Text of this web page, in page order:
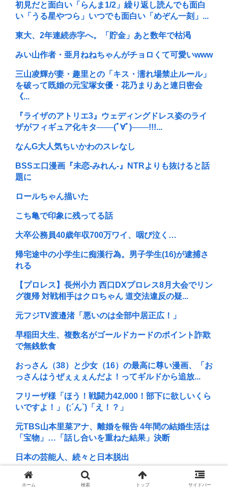
初見だと面白い「らんま1/2」繰り返し読んでも面白
い「うる星やつら」いつでも面白い「めぞん一刻」...
東大、2年連続赤字へ。「貯金」あと数年で枯渇
みい山作者・亜月ねねちゃんがチョロくて可愛いwww
三山凌輝が妻・趣里との「キス・濡れ場禁止ルール」
を破って既婚の元宝塚女優・花乃まりあと連日密会
《...
『ライザのアトリエ3』ウェディングドレス姿のライ
ザがフィギュア化キタ───(ﾟ∀ﾟ)───!!!...
なんG大人気ちいかわのスレなし
BSSエ口漫画『未恋-みれん-』NTRよりも抜けると話
題に
ロールちゃん描いた
こち亀で印象に残ってる話
大卒公務員40歳年収700万ワイ、咽び泣く…
帰宅途中の小学生に痴漢行為。男子学生(16)が逮捕さ
れる
【プロレス】長州小力 西口DXプロレス8月大会でリン
グ復帰 対戦相手はクロちゃん 道交法違反の疑...
元フジTV渡邉渚「悪いのは全部中居正広！」
早稲田大生、複数名がゴールドカードのポイント詐欺
で無銭飲食
おっさん（38）と少女（16）の最高に尊い漫画、「お
っさんはうぜぇぇぇんだよ！ってギルドから追放...
フリーザ様「ほう！戦闘力42,000！部下に欲しいくら
いですよ！」 (;´ん`)「え！？」
元TBS山本里菜アナ、離婚を報告 4年間の結婚生活は
「宝物」…「話し合いを重ねた結果」決断
日本の芸能人、続々と日本脱出
B’z「重いマーシャル運んでた腰の痛みまだ覚えてる
の」俺くん「マーシャルって何？ 」
ホーム 検索 トップ サイドバー